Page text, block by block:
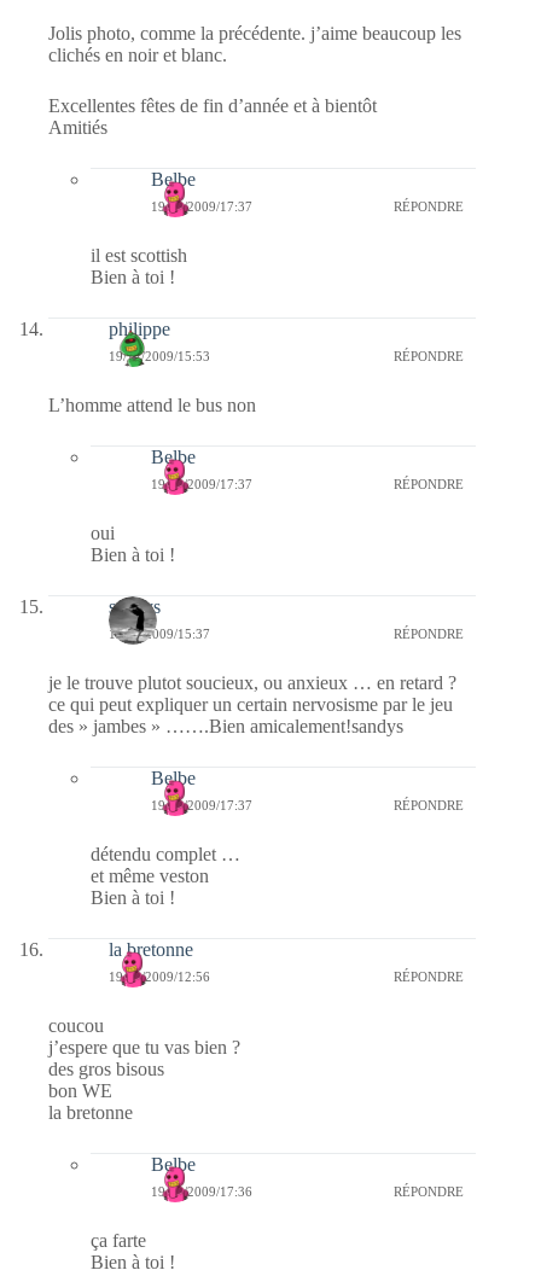
Jolis photo, comme la précédente. j’aime beaucoup les
clichés en noir et blanc.
Excellentes fêtes de fin d’année et à bientôt
Amitiés
Belbe
19/12/2009/17:37 RÉPONDRE
il est scottish
Bien à toi !
philippe
19/12/2009/15:53 RÉPONDRE
L’homme attend le bus non
Belbe
19/12/2009/17:37 RÉPONDRE
oui
Bien à toi !
sandys
19/12/2009/15:37 RÉPONDRE
je le trouve plutot soucieux, ou anxieux … en retard ?
ce qui peut expliquer un certain nervosisme par le jeu
des » jambes » …….Bien amicalement!sandys
Belbe
19/12/2009/17:37 RÉPONDRE
détendu complet …
et même veston
Bien à toi !
la bretonne
19/12/2009/12:56 RÉPONDRE
coucou
j’espere que tu vas bien ?
des gros bisous
bon WE
la bretonne
Belbe
19/12/2009/17:36 RÉPONDRE
ça farte
Bien à toi !